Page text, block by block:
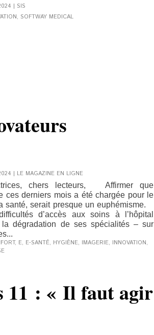
| SIS
, SOFTWAY MEDICAL
| LE MAGAZINE EN LIGNE
chers lecteurs, Affirmer que
ces derniers mois a été chargée pour le
santé, serait presque un euphémisme.
d’accès aux soins à l’hôpital
dégradation de ses spécialités – sur
, E, E-SANTÉ, HYGIÈNE, IMAGERIE, INNOVATION,
11 : « Il faut agir